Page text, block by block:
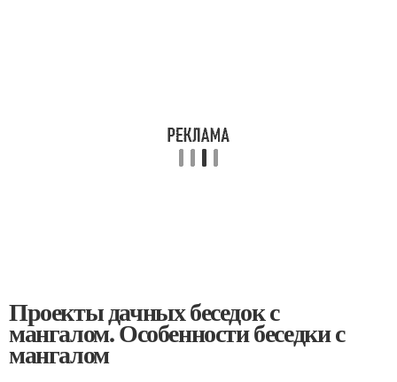
Проекты дачных беседок с
мангалом. Особенности беседки с
мангалом